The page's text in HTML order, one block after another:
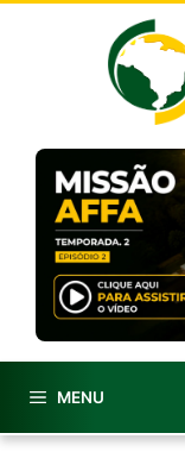
MENU